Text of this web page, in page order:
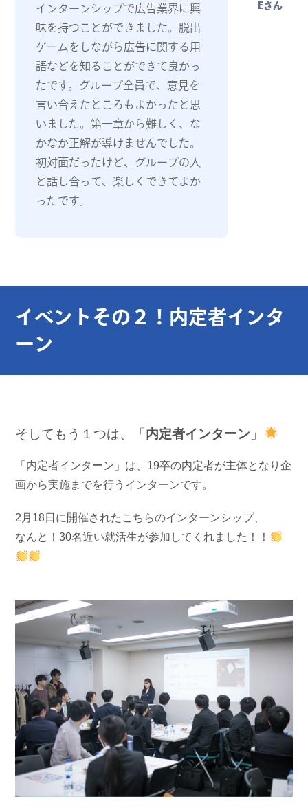
Eさん
インターンシップで広告業界に興
味を持つことができました。脱出
ゲームをしながら広告に関する用
語などを知ることができて良かっ
たです。グループ全員で、意見を
言い合えたところもよかったと思
いました。第一章から難しく、な
かなか正解が導けませんでした。
初対面だったけど、グループの人
と話し合って、楽しくできてよか
ったです。
イベントその２！内定者インタ
ーン
そしてもう１つは、「 内定者インターン 」
「内定者インターン」は、19卒の内定者が主体となり企
画から実施までを行うインターンです。
2月18日に開催されたこちらのインターンシップ、
なんと！30名近い就活生が参加してくれました！！